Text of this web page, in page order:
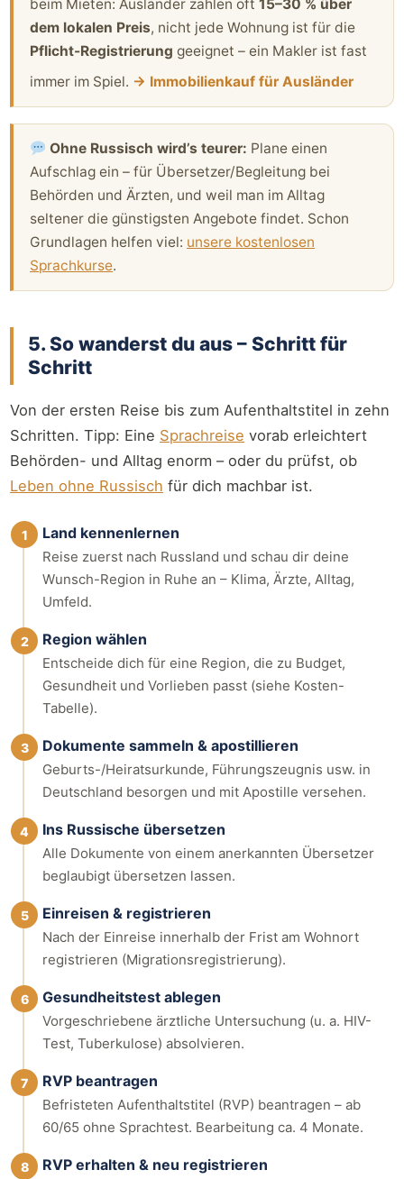
beim Mieten: Ausländer zahlen oft 15–30 % über
dem lokalen Preis, nicht jede Wohnung ist für die
Pflicht-Registrierung geeignet – ein Makler ist fast
immer im Spiel. → Immobilienkauf für Ausländer
Ohne Russisch wird’s teurer: Plane einen
Aufschlag ein – für Übersetzer/Begleitung bei
Behörden und Ärzten, und weil man im Alltag
seltener die günstigsten Angebote findet. Schon
Grundlagen helfen viel: unsere kostenlosen
Sprachkurse.
5. So wanderst du aus – Schritt für
Schritt
Von der ersten Reise bis zum Aufenthaltstitel in zehn
Schritten. Tipp: Eine Sprachreise vorab erleichtert
Behörden- und Alltag enorm – oder du prüfst, ob
Leben ohne Russisch für dich machbar ist.
1 Land kennenlernen
Reise zuerst nach Russland und schau dir deine
Wunsch-Region in Ruhe an – Klima, Ärzte, Alltag,
Umfeld.
2 Region wählen
Entscheide dich für eine Region, die zu Budget,
Gesundheit und Vorlieben passt (siehe Kosten-
Tabelle).
3 Dokumente sammeln & apostillieren
Geburts-/Heiratsurkunde, Führungszeugnis usw. in
Deutschland besorgen und mit Apostille versehen.
4 Ins Russische übersetzen
Alle Dokumente von einem anerkannten Übersetzer
beglaubigt übersetzen lassen.
5 Einreisen & registrieren
Nach der Einreise innerhalb der Frist am Wohnort
registrieren (Migrationsregistrierung).
6 Gesundheitstest ablegen
Vorgeschriebene ärztliche Untersuchung (u. a. HIV-
Test, Tuberkulose) absolvieren.
7 RVP beantragen
Befristeten Aufenthaltstitel (RVP) beantragen – ab
60/65 ohne Sprachtest. Bearbeitung ca. 4 Monate.
8 RVP erhalten & neu registrieren